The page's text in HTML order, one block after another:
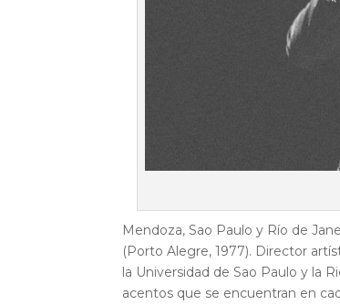
Mendoza, Sao Paulo y Río de
(Porto Alegre, 1977). Director
la Universidad de Sao Paulo y la
acentos que se encuentran en